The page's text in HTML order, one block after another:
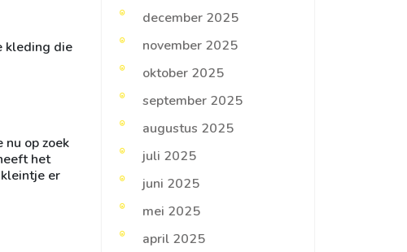
kleding die
op zoek
het
er
december 2025
november 2025
oktober 2025
september 2025
augustus 2025
juli 2025
juni 2025
mei 2025
april 2025